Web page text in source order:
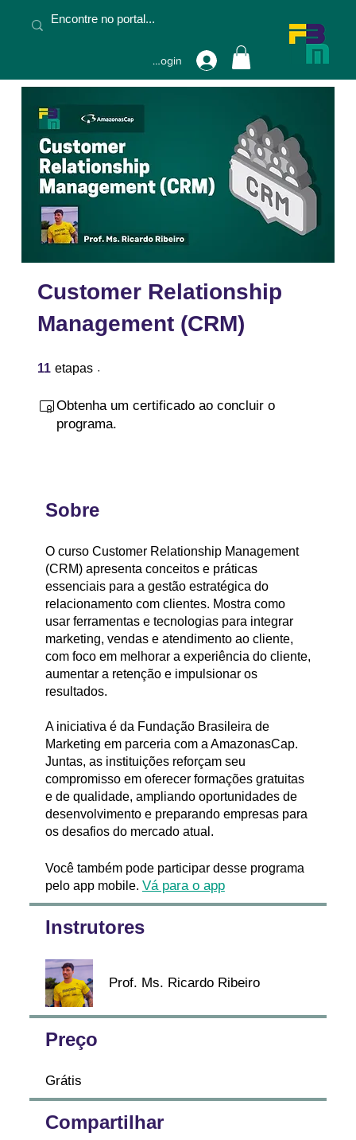
Fazer Login
Customer Relationship
Management (CRM)
11 etapas
Obtenha um certificado ao concluir o
programa.
Sobre
O curso Customer Relationship Management
(CRM) apresenta conceitos e práticas
essenciais para a gestão estratégica do
relacionamento com clientes. Mostra como
usar ferramentas e tecnologias para integrar
marketing, vendas e atendimento ao cliente,
com foco em melhorar a experiência do cliente,
aumentar a retenção e impulsionar os
resultados.
A iniciativa é da Fundação Brasileira de
Marketing em parceria com a AmazonasCap.
Juntas, as instituições reforçam seu
compromisso em oferecer formações gratuitas
e de qualidade, ampliando oportunidades de
desenvolvimento e preparando empresas para
os desafios do mercado atual.
Você também pode participar desse programa
pelo app mobile. Vá para o app
Instrutores
Prof. Ms. Ricardo Ribeiro
Preço
Grátis
Compartilhar